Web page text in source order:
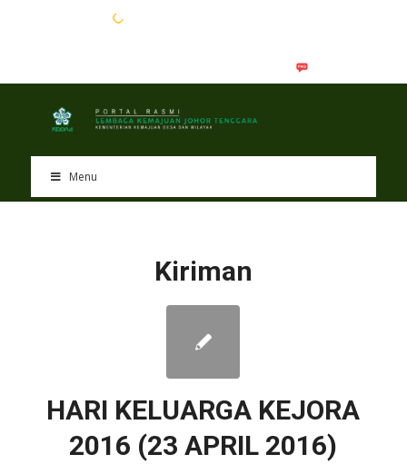
Menu
Kiriman
HARI KELUARGA KEJORA
2016 (23 APRIL 2016)